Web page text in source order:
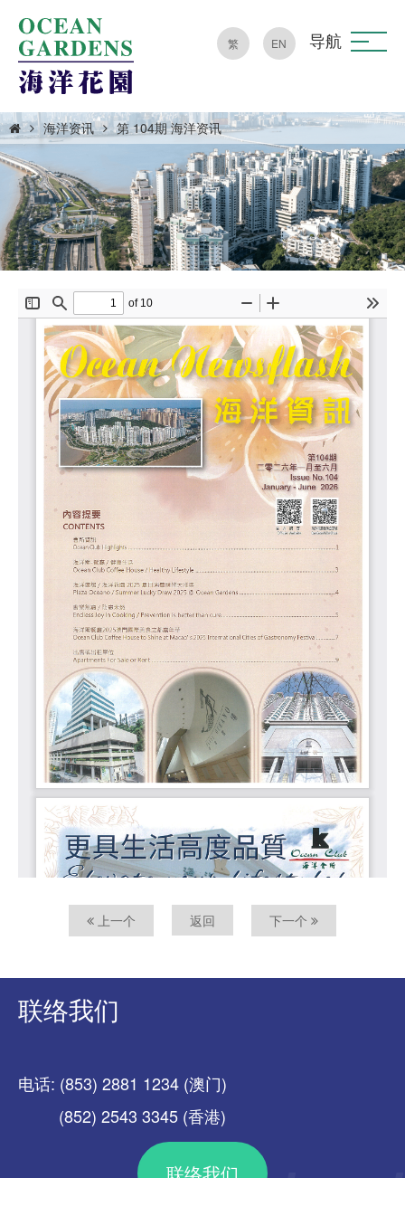
繁 EN 导航
海洋资讯 第 104期 海洋资讯
上一个 返回 下一个
联络我们
电话: (853) 2881 1234 (澳门)
(852) 2543 3345 (香港)
联络我们